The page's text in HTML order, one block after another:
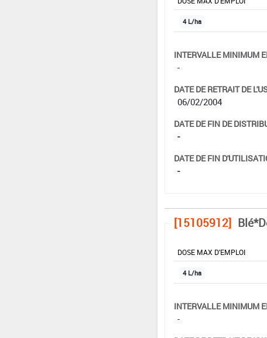
4 L/ha
INTERVALLE MINIMUM
-
DATE DE RETRAIT DE
06/02/2004
DATE DE FIN DE
-
DATE DE FIN
-
[15105912]
DOSE MAX D'EMPLOI
4 L/ha
INTERVALLE MINIMUM
-